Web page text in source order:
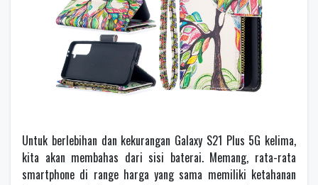
Untuk berlebihan dan kekurangan Galaxy S21 Plus 5G kelima,
kita akan membahas dari sisi baterai. Memang, rata-rata
smartphone di range harga yang sama memiliki ketahanan